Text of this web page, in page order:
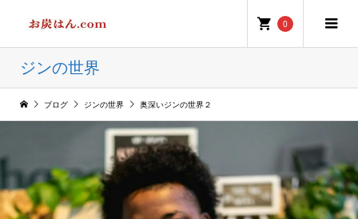
0
ジンの世界
ブログ ジンの世界 奥深いジンの世界２